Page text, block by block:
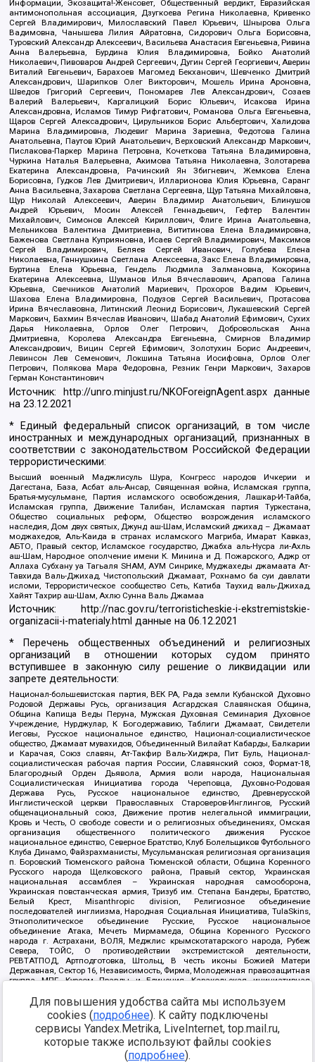
Информации, Экозащита!-Женсовет, Общественный вердикт, Евразийская
антимонопольная ассоциация, Дзугкоева Регина Николаевна, Кривенко
Сергей Владимирович, Милославский Павел Юрьевич, Шнырова Ольга
Вадимовна, Чанышева Лилия Айратовна, Сидорович Ольга Борисовна,
Туровский Александр Алексеевич, Васильева Анастасия Евгеньевна, Ривина
Анна Валерьевна, Бурдина Юлия Владимировна, Бойко Анатолий
Николаевич, Пивоваров Андрей Сергеевич, Дугин Сергей Георгиевич, Аверин
Виталий Евгеньевич, Барахоев Магомед Бекханович, Шевченко Дмитрий
Александрович, Шарипков Олег Викторович, Мошель Ирина Ароновна,
Шведов Григорий Сергеевич, Пономарев Лев Александрович, Созаев
Валерий Валерьевич, Каргалицкий Борис Юльевич, Исакова Ирина
Александровна, Исламов Тимур Рифгатович, Романова Ольга Евгеньевна,
Щаров Сергей Алексадрович, Цирульников Борис Альбертович, Халидова
Марина Владимировна, Людевиг Марина Зариевна, Федотова Галина
Анатольевна, Паутов Юрий Анатольевич, Верховский Александр Маркович,
Пислакова-Паркер Марина Петровна, Кочеткова Татьяна Владимировна,
Чуркина Наталья Валерьевна, Акимова Татьяна Николаевна, Золотарева
Екатерина Александровна, Рачинский Ян Збигневич, Жемкова Елена
Борисовна, Гудков Лев Дмитриевич, Илларионова Юлия Юрьевна, Саранг
Анна Васильевна, Захарова Светлана Сергеевна, Щур Татьяна Михайловна,
Щур Николай Алексеевич, Аверин Владимир Анатольевич, Блинушов
Андрей Юрьевич, Мосин Алексей Геннадьевич, Гефтер Валентин
Михайлович, Симонов Алексей Кириллович, Флиге Ирина Анатольевна,
Мельникова Валентина Дмитриевна, Вититинова Елена Владимировна,
Баженова Светлана Куприяновна, Исаев Сергей Владимирович, Максимов
Сергей Владимирович, Беляев Сергей Иванович, Голубева Елена
Николаевна, Ганнушкина Светлана Алексеевна, Закс Елена Владимировна,
Буртина Елена Юрьевна, Гендель Людмила Залмановна, Кокорина
Екатерина Алексеевна, Шуманов Илья Вячеславович, Арапова Галина
Юрьевна, Свечников Анатолий Мариевич, Прохоров Вадим Юрьевич,
Шахова Елена Владимировна, Подузов Сергей Васильевич, Протасова
Ирина Вячеславовна, Литинский Леонид Борисович, Лукашевский Сергей
Маркович, Бахмин Вячеслав Иванович, Шабад Анатолий Ефимович, Сухих
Дарья Николаевна, Орлов Олег Петрович, Добровольская Анна
Дмитриевна, Королева Александра Евгеньевна, Смирнов Владимир
Александрович, Вицин Сергей Ефимович, Золотухин Борис Андреевич,
Левинсон Лев Семенович, Локшина Татьяна Иосифовна, Орлов Олег
Петрович, Полякова Мара Федоровна, Резник Генри Маркович, Захаров
Герман Константинович
Источник: http://unro.minjust.ru/NKOForeignAgent.aspxданные
на23.12.2021
* Единый федеральный список организаций, в том числе
иностранных и международных организаций, признанных в
соответствии с законодательством Российской Федерации
террористическими:
Высший военный Маджлисуль Шура, Конгресс народов Ичкерии и
Дагестана, База, Асбат аль-Ансар, Священная война, Исламская группа,
Братья-мусульмане, Партия исламского освобождения, Лашкар-И-Тайба,
Исламская группа, Движение Талибан, Исламская партия Туркестана,
Общество социальных реформ, Общество возрождения исламского
наследия, Дом двух святых, Джунд аш-Шам, Исламский джихад – Джамаат
моджахедов, Аль-Каида в странах исламского Магриба, Имарат Кавказ,
АБТО, Правый сектор, Исламское государство, Джабха аль-Нусра ли-Ахль
аш-Шам, Народное ополчение имени К. Минина и Д. Пожарского, Аджр от
Аллаха Субхану уа Тагьаля SHAM, АУМ Синрике, Муджахеды джамаата Ат-
Тавхида Валь-Джихад, Чистопольский Джамаат, Рохнамо ба суи давлати
исломи, Террористическое сообщество Сеть, Катиба Таухид валь-Джихад,
Хайят Тахрир аш-Шам, Ахлю Сунна Валь Джамаа
Источник:
http://nac.gov.ru/terroristicheskie-i-ekstremistskie-
organizacii-i-materialy.html данные на06.12.2021
* Перечень общественных объединений и религиозных
организаций в отношении которых судом принято
вступившее в законную силу решение о ликвидации или
запрете деятельности:
Национал-большевистская партия, ВЕК РА, Рада земли Кубанской Духовно
Родовой Державы Русь, организация Асгардская Славянская Община,
Община Капища Веды Перуна, Мужская Духовная Семинария Духовное
Учреждение, Нурджулар, К Богодержавию, Таблиги Джамаат, Свидетели
Иеговы, Русское национальное единство, Национал-социалистическое
общество, Джамаат мувахидов, Объединенный Вилайат Кабарды, Балкарии
и Карачая, Союз славян, Ат-Такфир Валь-Хиджра, Пит Буль, Национал-
социалистическая рабочая партия России, Славянский союз, Формат-18,
Благородный Орден Дьявола, Армия воли народа, Национальная
Социалистическая Инициатива города Череповца, Духовно-Родовая
Держава Русь, Русское национальное единство, Древнерусской
Инглистической церкви Православных Староверов-Инглингов, Русский
общенациональный союз, Движение против нелегальной иммиграции,
Кровь и Честь, О свободе совести и о религиозных объединениях, Омская
организация общественного политического движения Русское
национальное единство, Северное Братство, Клуб Болельщиков Футбольного
Клуба Динамо, Файзрахманисты, Мусульманская религиозная организация
п. Боровский Тюменского района Тюменской области, Община Коренного
Русского народа Щелковского района, Правый сектор, Украинская
национальная ассамблея – Украинская народная самооборона,
Украинская повстанческая армия, Тризуб им. Степана Бандеры, Братство,
Белый Крест, Misanthropic division, Религиозное объединение
последователей инглиизма, Народная Социальная Инициатива, TulaSkins,
Этнополитическое объединение Русские, Русское национальное
объединение Атака, Мечеть Мирмамеда, Община Коренного Русского
народа г. Астрахани, ВОЛЯ, Меджлис крымскотатарского народа, Рубеж
Севера, ТОЙС, О противодействии экстремистской деятельности,
РЕВТАТПОД, Артподготовка, Штольц, В честь иконы Божией Матери
Державная, Сектор 16, Независимость, Фирма, Молодежная правозащитная
группа МПГ, Курсом Правды и Единения, Каракольская инициативная
Благотворительный пансионат Ак Умут, Русская республика Русь,
Арестантское уголовное единство, Башкорт, Нация и свобода, W.H.С., Фалунь
Дафа, Иртыш Ultras, Русский Патриотический клуб-Новокузнецк/РПК,
Сибирский державный союз, Фонд борьбы с коррупцией, Фонд защиты прав
граждан, Штабы Навального, Совет граждан СССР Прикубанского округа г.
Для повышения удобства сайта мы используем
cookies (подробнее). К сайту подключены
сервисы Yandex.Metrika, LiveInternet, top.mail.ru,
которые также используют файлы cookies
(подробнее).